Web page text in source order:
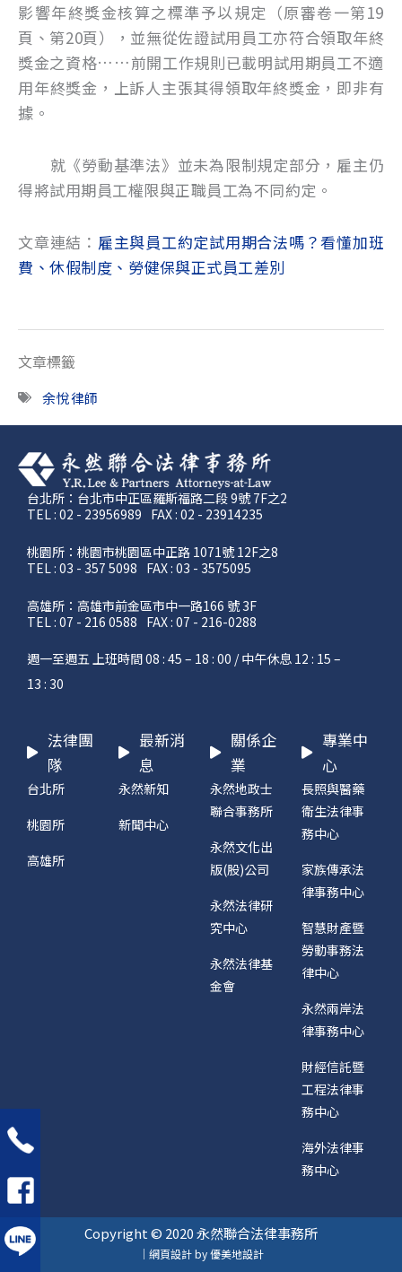
影響年終獎金核算之標準予以規定（原審卷一第19
頁、第20頁），並無從佐證試用員工亦符合領取年終
獎金之資格……前開工作規則已載明試用期員工不適
用年終獎金，上訴人主張其得領取年終獎金，即非有
據。
就《勞動基準法》並未為限制規定部分，雇主仍
得將試用期員工權限與正職員工為不同約定。
文章連結： 雇主與員工約定試用期合法嗎？看懂加班
費、休假制度、勞健保與正式員工差別
文章標籤
余悅律師
台北所：台北市中正區羅斯福路二段 9號 7F之2
TEL : 02 - 23956989 FAX : 02 - 23914235
桃園所：桃園市桃園區中正路 1071號 12F之8
TEL : 03 - 357 5098 FAX : 03 - 3575095
高雄所：高雄市前金區市中一路166 號 3F
TEL : 07 - 216 0588 FAX : 07 - 216-0288
週一至週五 上班時間 08 : 45 – 18 : 00 / 中午休息 12 : 15 –
13 : 30
法律團
隊
台北所
桃園所
高雄所
最新消
息
永然新知
新聞中心
關係企
業
永然地政士
聯合事務所
永然文化出
版(股)公司
永然法律研
究中心
永然法律基
金會
專業中
心
長照與醫藥
衛生法律事
務中心
家族傳承法
律事務中心
智慧財產暨
勞動事務法
律中心
永然兩岸法
律事務中心
財經信託暨
工程法律事
務中心
海外法律事
務中心
Copyright © 2020 永然聯合法律事務所
｜網頁設計 by 優美地設計